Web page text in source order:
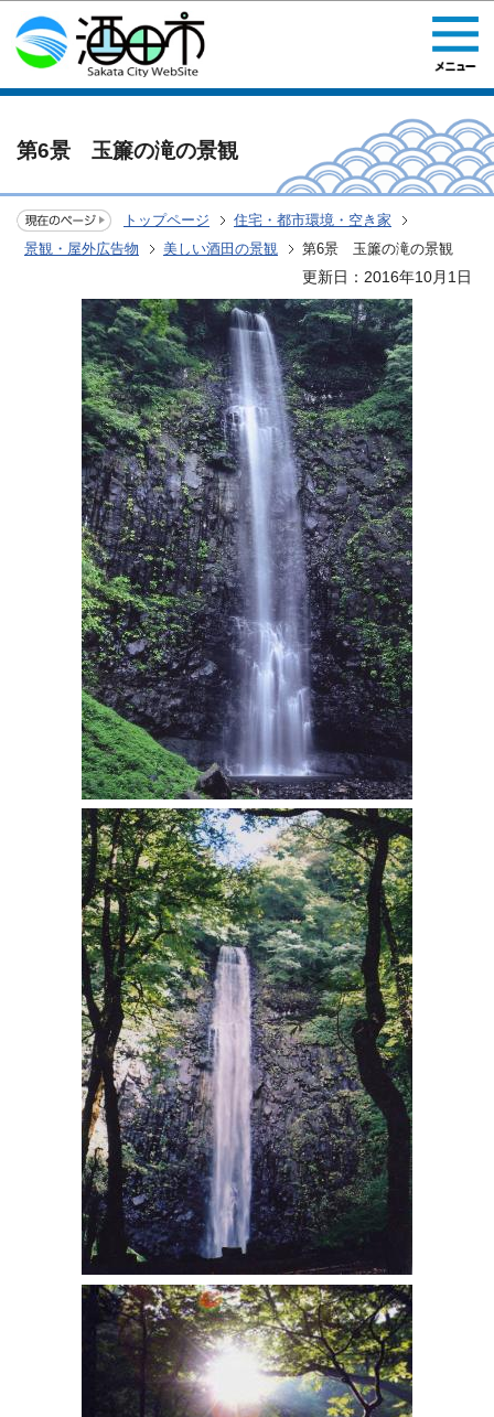
このページの本文へ移動
第6景 玉簾の滝の景観
トップページ
住宅・都市環境・空き家
景観・屋外広告物
美しい酒田の景観 第6景 玉簾の滝の景観
更新日：2016年10月1日